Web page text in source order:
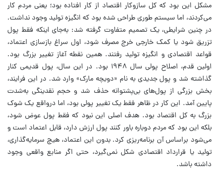
مشکل این بود که کل سازوکار اقتصاد از کار افتاده بود؛ یعنی مردم کار
می‌کردند، اما سیستم طوری طراحی شده بود که انگیزه تولید وجود نداشت.
در چنین شرایطی، یک تصمیم متفاوت گرفته شد: به‌جای اینکه فقط پول
تزریق شود یا کمک خارجی خرج مصرف شود، اول سراغ بازسازی اعتماد،
قواعد اقتصادی و انگیزه تولید رفتند. همین نقطه آغاز تغییر بزرگ بود.
اولین قدم، اصلاح پولی سال ۱۹۴۸ بود. در این سال، پول قدیمی کنار
گذاشته شد و پول جدیدی به نام «دویچه مارک» وارد شد. در این فرایند،
بخش بزرگی از پول‌های بی‌پشتوانه حذف شد و حجم نقدینگی به‌شدت
پایین آمد. این کار در ظاهر فقط یک تغییر پولی بود، اما درواقع یک شوک
بزرگ به کل اقتصاد بود. هدف اصلی این نبود که فقط پول عوض شود،
بلکه این بود که مردم دوباره باور کنند پول ارزش دارد، قابل اعتماد است و
می‌شود براساس آن برنامه‌ریزی کرد. بدون این اعتماد، هیچ سرمایه‌گذاری،
تولید یا قرارداد اقتصادی شکل نمی‌گیرد، حتی اگر منابع واقعی وجود
داشته باشد.